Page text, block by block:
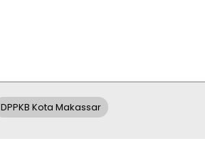
DPPKB Kota Makassar